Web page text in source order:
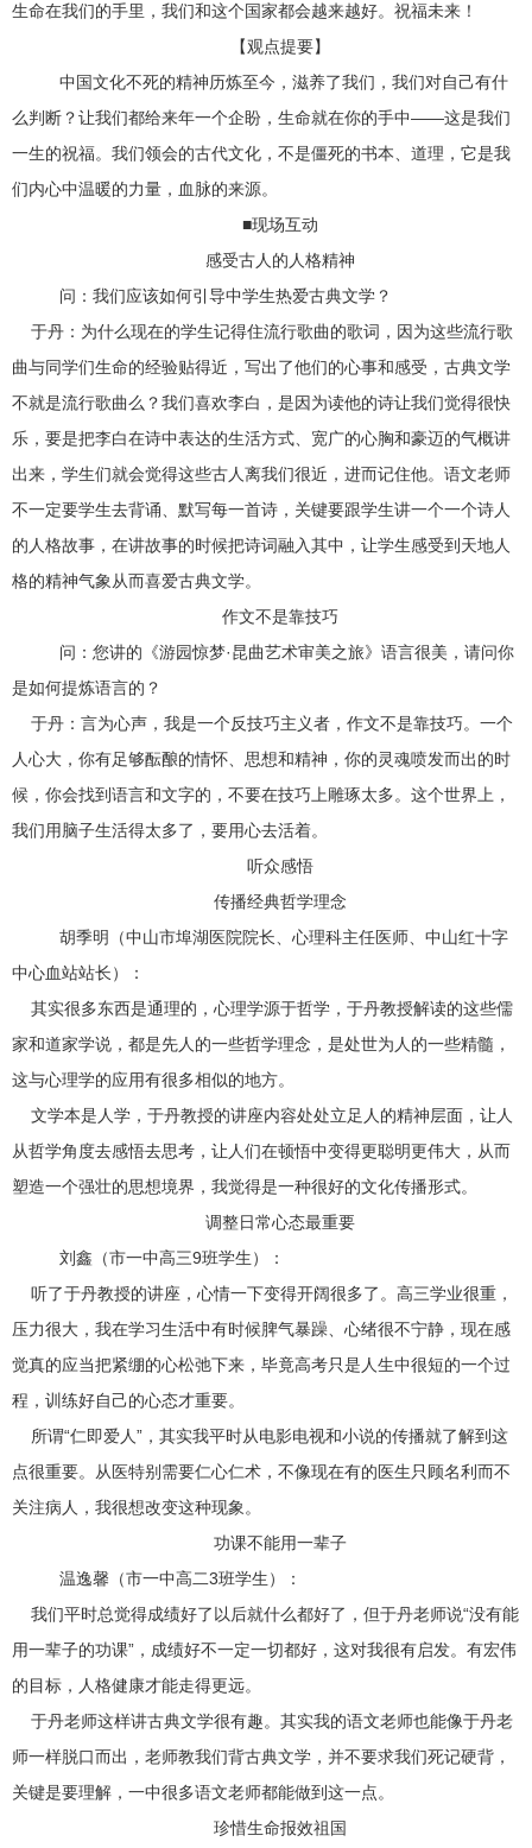
生命在我们的手里，我们和这个国家都会越来越好。祝福未来！
【观点提要】
中国文化不死的精神历炼至今，滋养了我们，我们对自己有什
么判断？让我们都给来年一个企盼，生命就在你的手中——这是我们
一生的祝福。我们领会的古代文化，不是僵死的书本、道理，它是我
们内心中温暖的力量，血脉的来源。
■现场互动
感受古人的人格精神
问：我们应该如何引导中学生热爱古典文学？
于丹：为什么现在的学生记得住流行歌曲的歌词，因为这些流行歌
曲与同学们生命的经验贴得近，写出了他们的心事和感受，古典文学
不就是流行歌曲么？我们喜欢李白，是因为读他的诗让我们觉得很快
乐，要是把李白在诗中表达的生活方式、宽广的心胸和豪迈的气概讲
出来，学生们就会觉得这些古人离我们很近，进而记住他。语文老师
不一定要学生去背诵、默写每一首诗，关键要跟学生讲一个一个诗人
的人格故事，在讲故事的时候把诗词融入其中，让学生感受到天地人
格的精神气象从而喜爱古典文学。
作文不是靠技巧
问：您讲的《游园惊梦·昆曲艺术审美之旅》语言很美，请问你
是如何提炼语言的？
于丹：言为心声，我是一个反技巧主义者，作文不是靠技巧。一个
人心大，你有足够酝酿的情怀、思想和精神，你的灵魂喷发而出的时
候，你会找到语言和文字的，不要在技巧上雕琢太多。这个世界上，
我们用脑子生活得太多了，要用心去活着。
听众感悟
传播经典哲学理念
胡季明（中山市埠湖医院院长、心理科主任医师、中山红十字
中心血站站长）：
其实很多东西是通理的，心理学源于哲学，于丹教授解读的这些儒
家和道家学说，都是先人的一些哲学理念，是处世为人的一些精髓，
这与心理学的应用有很多相似的地方。
文学本是人学，于丹教授的讲座内容处处立足人的精神层面，让人
从哲学角度去感悟去思考，让人们在顿悟中变得更聪明更伟大，从而
塑造一个强壮的思想境界，我觉得是一种很好的文化传播形式。
调整日常心态最重要
刘鑫（市一中高三9班学生）：
听了于丹教授的讲座，心情一下变得开阔很多了。高三学业很重，
压力很大，我在学习生活中有时候脾气暴躁、心绪很不宁静，现在感
觉真的应当把紧绷的心松弛下来，毕竟高考只是人生中很短的一个过
程，训练好自己的心态才重要。
所谓“仁即爱人”，其实我平时从电影电视和小说的传播就了解到这
点很重要。从医特别需要仁心仁术，不像现在有的医生只顾名利而不
关注病人，我很想改变这种现象。
功课不能用一辈子
温逸馨（市一中高二3班学生）：
我们平时总觉得成绩好了以后就什么都好了，但于丹老师说“没有能
用一辈子的功课”，成绩好不一定一切都好，这对我很有启发。有宏伟
的目标，人格健康才能走得更远。
于丹老师这样讲古典文学很有趣。其实我的语文老师也能像于丹老
师一样脱口而出，老师教我们背古典文学，并不要求我们死记硬背，
关键是要理解，一中很多语文老师都能做到这一点。
珍惜生命报效祖国